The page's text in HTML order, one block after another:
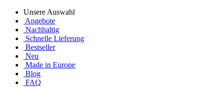
Unsere Auswahl
Angebote
Nachhaltig
Schnelle Lieferung
Bestseller
Neu
Made in Europe
Blog
FAQ